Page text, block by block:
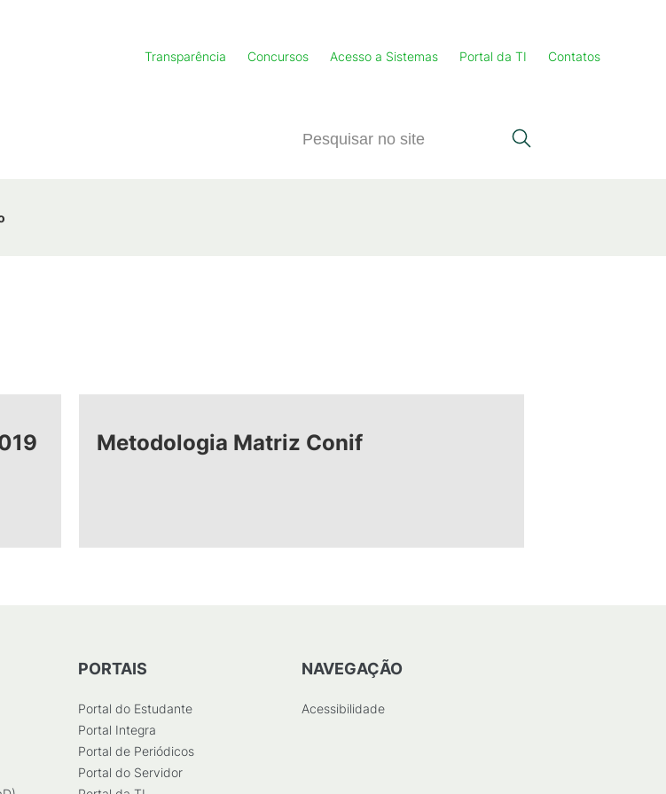
Transparência Concursos Acesso a Sistemas Portal da TI Contatos
Metodologia Matriz Conif
PORTAIS
Portal do Estudante
Portal Integra
Portal de Periódicos
Portal do Servidor
NAVEGAÇÃO
Acessibilidade